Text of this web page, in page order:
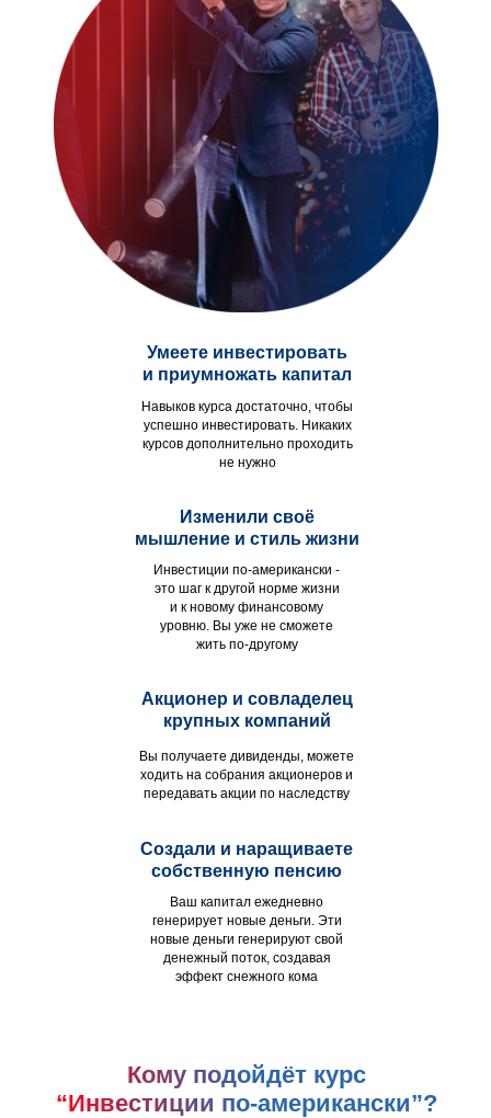
Навыков курса достаточно, чтобы
успешно инвестировать. Никаких
курсов дополнительно проходить
не нужно
Умеете инвестировать
и приумножать капитал
Инвестиции по-американски -
это шаг к другой норме жизни
и к новому финансовому
уровню. Вы уже не сможете
жить по-другому
Вы получаете дивиденды, можете
ходить на собрания акционеров и
передавать акции по наследству
Акционер и совладелец
крупных компаний
Изменили своё
мышление и стиль жизни
Ваш капитал ежедневно
генерирует новые деньги. Эти
новые деньги генерируют свой
денежный поток, создавая
эффект снежного кома
Создали и наращиваете
собственную пенсию
Кому подойдёт курс
“Инвестиции по-американски”?